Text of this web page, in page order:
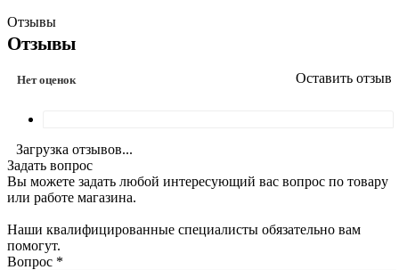
Отзывы
Отзывы
Нет оценок Оставить отзыв
Загрузка отзывов...
Задать вопрос
Вы можете задать любой интересующий вас вопрос по товару
или работе магазина.
Наши квалифицированные специалисты обязательно вам
помогут.
Вопрос *